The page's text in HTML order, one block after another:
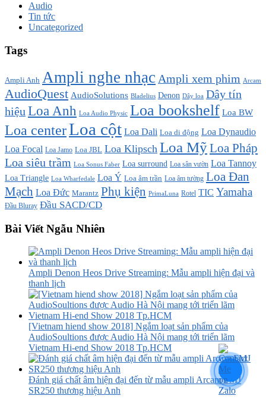
Audio
Tin tức
Uncategorized
Tags
Ampli Anh Ampli nghe nhạc Ampli xem phim Arcam
AudioQuest AudioSolutions Bladelius Denon Dây loa Dây tín
hiệu Loa Anh Loa Audio Physic Loa bookshelf Loa BW
Loa centerLoa cột Loa Dali Loa di động Loa Dynaudio
Loa Focal Loa Jamo Loa JBL Loa Klipsch Loa MỹLoa Pháp
Loa siêu trầm Loa Sonus Faber Loa surround Loa sân vườn Loa Tannoy
Loa Triangle Loa Wharfedale Loa Ý Loa âm trần Loa âm tường Loa Đan
Mạch Loa Đức Marantz Phụ kiện PrimaLuna Rotel TIC Yamaha
Đầu Bluray Đầu SACD/CD
Bài Viết Ngẫu Nhiên
Ampli Denon Heos Drive Streaming: Mẫu ampli hiện đại và
thanh lịch
[Vietnam hiend show 2018] Ngắm loạt sản phẩm của
AudioSoultions được Audio Hà Nội mang tới triển lãm
Vietnam Hi-end Show 2018 Tp.HCM
Đánh giá chất âm hiện đại đến từ mẫu ampli Arcam FMJ
SR250 thương hiệu Anh